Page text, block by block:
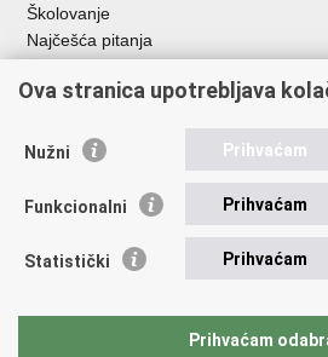
Školovanje
Najčešća pitanja
Važne poveznice
EMN Nacionalna kontaktna točka za
Policijska akademija
Zaklada policijske solidarnosti
Udruge
Ova stranica upotrebljava
Nužni Prihvaćam
Funkcionalni Prihvaćam
Statistički Prihvaćam
Prihvaćam